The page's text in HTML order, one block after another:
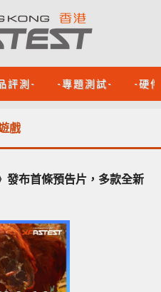
評測- -專題測試- -硬
戲
布首條預告片，多款全新